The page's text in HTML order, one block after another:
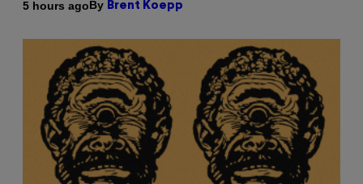
5 hours agoBy Brent Koepp